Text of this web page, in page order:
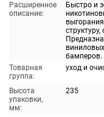
Расширенное
описание:
Быстро и
бамперов.
Товарная
группа:
уход и
Высота
упаковки,
мм:
235